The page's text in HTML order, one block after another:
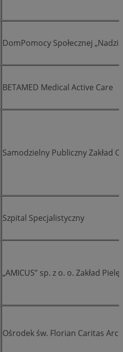
DomPomocy Społecznej
BETAMED Medical Active Care
Samodzielny Publiczny Zakład
Szpital Specjalistyczny
„AMICUS” sp. z o. o. Zakład
Ośrodek św. Florian Caritas